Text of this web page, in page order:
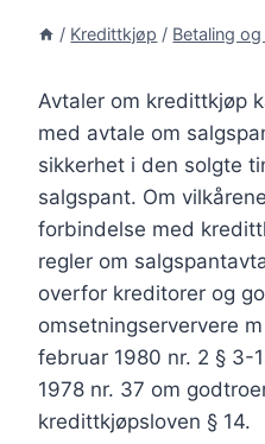
/ Kredittkjøp / Betaling
Avtaler om kredittkjøp
med avtale om
sikkerhet i den solgte
salgspant. Om
forbindelse med
regler om
overfor kreditorer og
omsetningserververe
februar 1980 nr. 2 § 3-
1978 nr. 37 om
kredittkjøpsloven § 14.